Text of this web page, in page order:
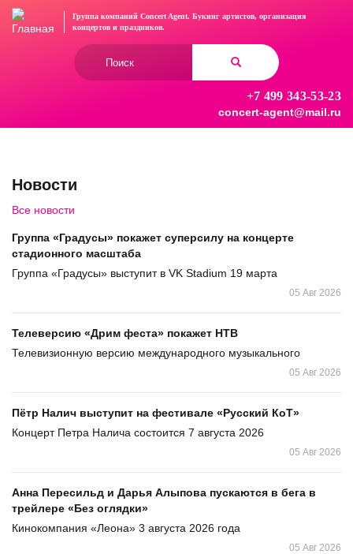
Перейти
Группа компаний Concert Agent. Букинг артистов, организация
концертови праздников.
+7 499 343-53-23
concert-agent@mail.ru
Новости
Все новости
Группа «Градусы» покажет суперсилу на концерте
стадионного масштаба
Группа «Градусы» выступит в VK Stadium 19 марта
05 Авг 2026
Телеверсию «Дрим феста» покажет НТВ
Телевизионную версию международного музыкального
05 Авг 2026
Пётр Налич выступит на фестивале «Русский КоТ»
Концерт Петра Налича состоится 7 августа 2026
05 Авг 2026
Анна Пересильд и Дарья Алыпова пускаются в бега в
трейлере «Без оглядки»
Кинокомпания «Леона» 3 августа 2026 года
05 Авг 2026